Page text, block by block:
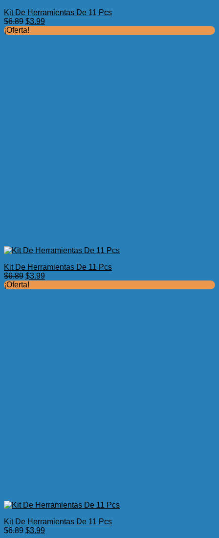
Kit De Herramientas De 11 Pcs
$6.89 El
precio
$3.99
¡Oferta!
Kit De Herramientas De 11 Pcs
$6.89 El
precio
$3.99
¡Oferta!
Kit De Herramientas De 11 Pcs
$6.89 El
$3.99